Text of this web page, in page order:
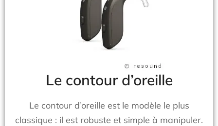
Le contour d’oreille
Le contour d’oreille est le modèle le plus
classique : il est robuste et simple à manipuler.